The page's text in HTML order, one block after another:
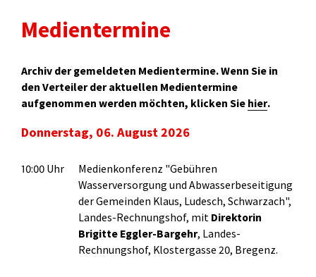
Medientermine
Archiv der gemeldeten Medientermine. Wenn Sie in
den Verteiler der aktuellen Medientermine
aufgenommen werden möchten, klicken Sie hier.
Donnerstag, 06. August 2026
10:00 Uhr
Medienkonferenz "Gebühren
Wasserversorgung und Abwasserbeseitigung
der Gemeinden Klaus, Ludesch, Schwarzach",
Landes-Rechnungshof, mit Direktorin
Brigitte Eggler-Bargehr, Landes-
Rechnungshof, Klostergasse 20, Bregenz.